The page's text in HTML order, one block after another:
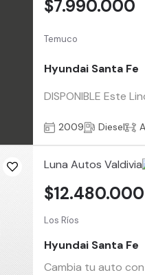
Temuco
Hyundai Santa Fe
DISPONIBLE Este
$7.990.000
2009 Diesel
Luna Autos Valdivia
Los Ríos
Hyundai Santa Fe
Cambia tu auto
$12.480.000